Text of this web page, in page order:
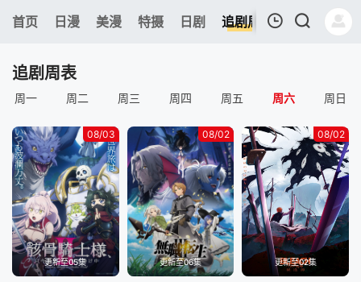
首页 日漫 美漫 特摄 日剧 追剧周表 今日更新
暂无观看影片的记录
追剧周表
周一 周二 周三 周四 周五 周六 周日
08/03
更新至05集
08/02
更新至06集
08/02
更新至02集